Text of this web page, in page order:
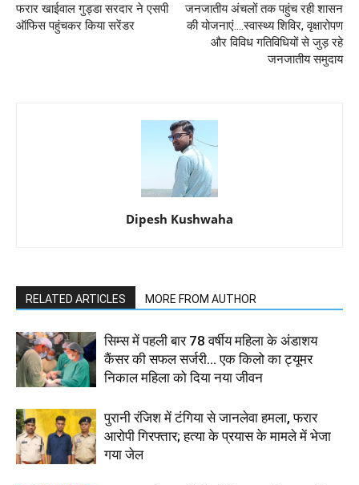
फरार खाईवाल गुड्डा सरदार ने एसपी
ऑफिस पहुंचकर किया सरेंडर
जनजातीय अंचलों तक पहुंच रही शासन
की योजनाएं....स्वास्थ्य शिविर, वृक्षारोपण
और विविध गतिविधियों से जुड़ रहे
जनजातीय समुदाय
Dipesh Kushwaha
RELATED ARTICLES MORE FROM AUTHOR
सिम्स में पहली बार 78 वर्षीय महिला के अंडाशय
कैंसर की सफल सर्जरी... एक किलो का ट्यूमर
निकाल महिला को दिया नया जीवन
पुरानी रंजिश में टंगिया से जानलेवा हमला, फरार
आरोपी गिरफ्तार; हत्या के प्रयास के मामले में भेजा
गया जेल